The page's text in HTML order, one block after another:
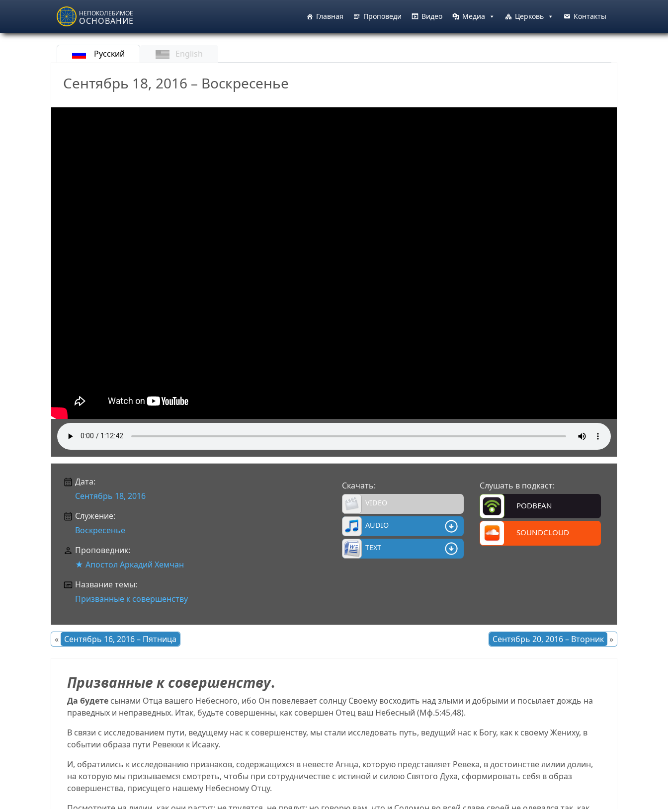
Skip to main content
НЕПОКОЛЕБИМОЕ
ОСНОВАНИЕ Главная Проповеди Видео Медиа Церковь Контакты
Русский English
Сентябрь 18, 2016 – Воскресенье
Дата:
Сентябрь 18, 2016
Служение:
Воскресенье
Проповедник:
★ Апостол Аркадий Хемчан
Название темы:
Призванные к совершенству
Скачать:
VIDEO
AUDIO
TEXT
Слушать в подкаст:
PODBEAN
SOUNDCLOUD
« Сентябрь 16, 2016 – Пятница Сентябрь 20, 2016 – Вторник »
Призванные к совершенству.
Да будете сынами Отца вашего Небесного, ибо Он повелевает солнцу Своему восходить над злыми и добрыми и посылает дождь на
праведных и неправедных. Итак, будьте совершенны, как совершен Отец ваш Небесный (Мф.5:45,48).
В связи с исследованием пути, ведущему нас к совершенству, мы стали исследовать путь, ведущий нас к Богу, как к своему Жениху, в
событии образа пути Ревекки к Исааку.
И, обратились к исследованию признаков, содержащихся в невесте Агнца, которую представляет Ревека, в достоинстве лилии долин,
на которую мы призываемся смотреть, чтобы при сотрудничестве с истиной и силою Святого Духа, сформировать себя в образ
совершенства, присущего нашему Небесному Отцу.